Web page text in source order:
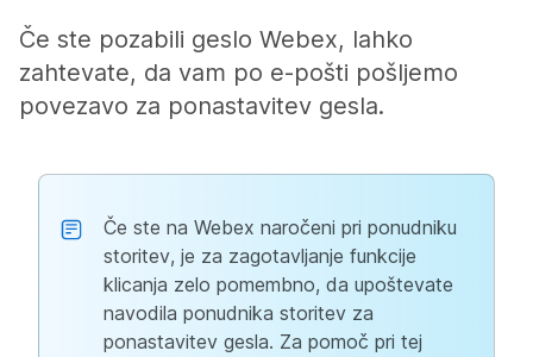
Če ste pozabili geslo Webex, lahko
zahtevate, da vam po e-pošti pošljemo
povezavo za ponastavitev gesla.
Če ste na Webex naročeni pri ponudniku
storitev, je za zagotavljanje funkcije
klicanja zelo pomembno, da upoštevate
navodila ponudnika storitev za
ponastavitev gesla. Za pomoč pri tej